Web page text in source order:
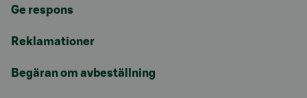
Ge respons
Reklamationer
Begäran om avbeställning